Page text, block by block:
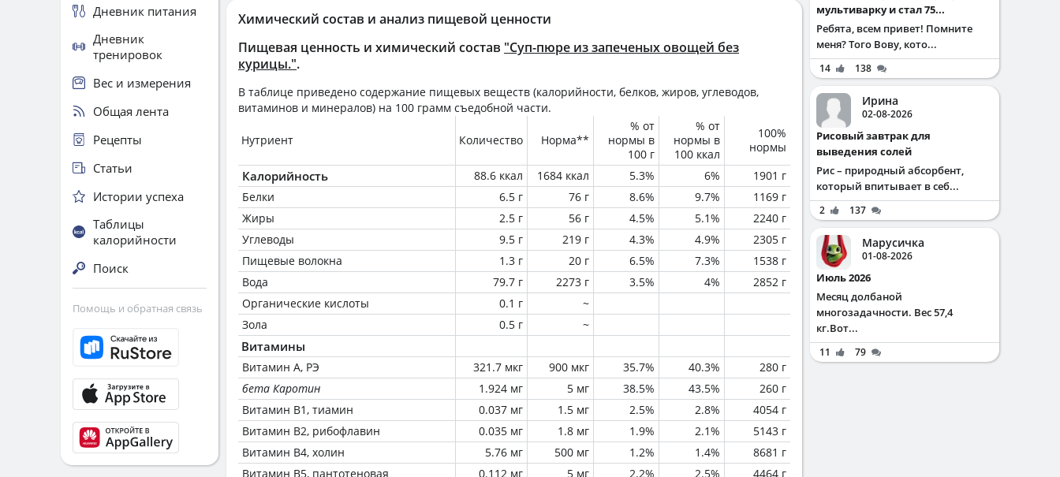
Химический состав и анализ пищевой ценности
Пищевая ценность и химический состав "Суп-пюре из запеченых овощей без
курицы.".
В таблице приведено содержание пищевых веществ (калорийности, белков, жиров, углеводов,
витаминов и минералов) на 100 грамм съедобной части.
Нутриент Количество Норма**
% от
нормы в
100 г
% от
нормы в
100 ккал
100%
нормы
Калорийность 88.6 ккал 1684 ккал 5.3% 6%
1901 г
Белки
6.5 г 76 г 8.6% 9.7%
1169 г
Жиры
2.5 г 56 г 4.5% 5.1%
2240 г
Углеводы
9.5 г 219 г 4.3% 4.9%
2305 г
Пищевые волокна
1.3 г 20 г 6.5% 7.3%
1538 г
Вода
79.7 г 2273 г 3.5% 4%
2852 г
Органические кислоты
0.1 г
~
Зола
0.5 г ~
Витамины
Витамин А, РЭ 321.7 мкг 900 мкг 35.7% 40.3%
280 г
бета Каротин
1.924 мг 5 мг 38.5% 43.5%
260 г
Витамин В1, тиамин
0.037 мг 1.5 мг 2.5% 2.8%
4054 г
Витамин В2, рибофлавин
0.035 мг 1.8 мг 1.9% 2.1%
5143 г
Витамин В4, холин
5.76 мг 500 мг 1.2% 1.4%
8681 г
Витамин В5, пантотеновая
0.112 мг 5 мг 2.2% 2.5%
4464 г
Дневник питания
Дневник
тренировок
Вес и измерения
Общая лента
Рецепты
Статьи
Истории успеха
Таблицы
калорийности
Поиск
Помощь и обратная связь
мультиварку и стал 75...
Ребята, всем привет! Помните
меня? Того Вову, кото...
14 138
Ирина
02-08-2026
Рисовый завтрак для
выведения солей
Рис – природный абсорбент,
который впитывает в себ...
2 137
Марусичка
01-08-2026
Июль 2026
Месяц долбаной
многозадачности. Вес 57,4
кг.Вот...
11 79